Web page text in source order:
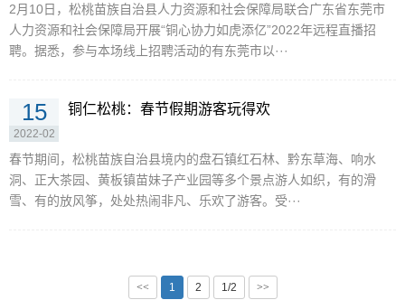
2月10日，松桃苗族自治县人力资源和社会保障局联合广东省东莞市
人力资源和社会保障局开展“铜心协力如虎添亿”2022年远程直播招
聘。据悉，参与本场线上招聘活动的有东莞市以···
15
2022-02
铜仁松桃：春节假期游客玩得欢
春节期间，松桃苗族自治县境内的盘石镇红石林、黔东草海、响水
洞、正大茶园、黄板镇苗妹子产业园等多个景点游人如织，有的滑
雪、有的放风筝，处处热闹非凡、乐欢了游客。受···
<< 1 2 1/2 >>